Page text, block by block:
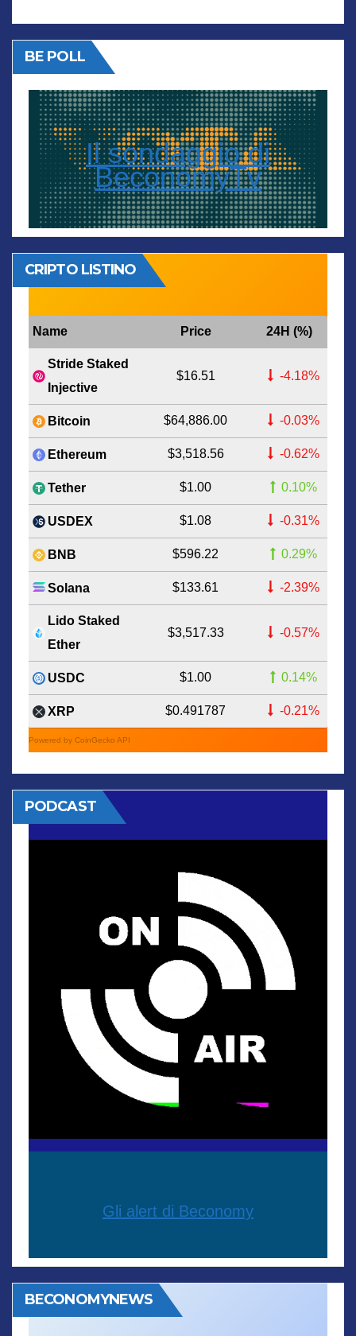
BE POLL
Il sondaggio di
BeconomyTv
CRIPTO LISTINO
Name Price 24H (%)
Stride Staked
Injective
$16.51 -4.18%
Bitcoin $64,886.00 -0.03%
Ethereum $3,518.56 -0.62%
Tether $1.00 0.10%
USDEX $1.08 -0.31%
BNB $596.22 0.29%
Solana $133.61 -2.39%
Lido Staked
Ether
$3,517.33 -0.57%
USDC $1.00 0.14%
XRP $0.491787 -0.21%
Powered by CoinGecko API
PODCAST
Gli alert di Beconomy
BECONOMYNEWS